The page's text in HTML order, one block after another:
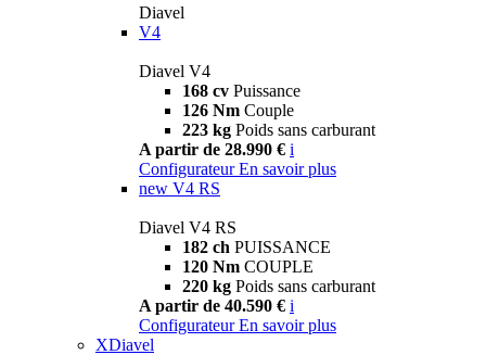
Diavel
V4
Diavel V4
168 cv Puissance
126 Nm Couple
223 kg Poids sans carburant
A partir de 28.990 € i
Configurateur En savoir plus
new V4 RS
Diavel V4 RS
182 ch PUISSANCE
120 Nm COUPLE
220 kg Poids sans carburant
A partir de 40.590 € i
Configurateur En savoir plus
XDiavel